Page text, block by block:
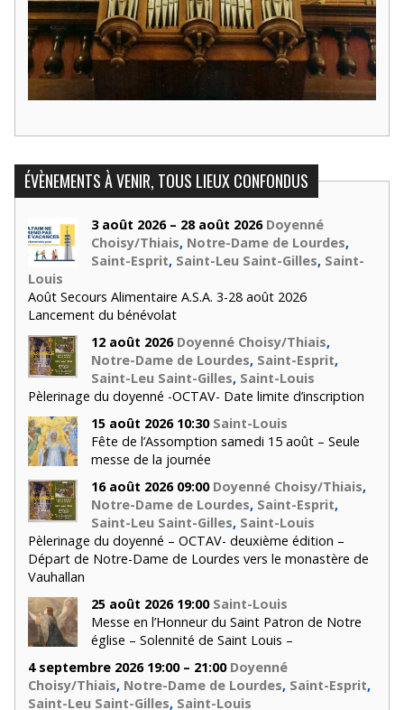
ÉVÈNEMENTS À VENIR, TOUS LIEUX CONFONDUS
3 août 2026 – 28 août 2026 Doyenné
Choisy/Thiais, Notre-Dame de Lourdes,
Saint-Esprit, Saint-Leu Saint-Gilles, Saint-
Louis
Août Secours Alimentaire A.S.A. 3-28 août 2026
Lancement du bénévolat
12 août 2026 Doyenné Choisy/Thiais,
Notre-Dame de Lourdes, Saint-Esprit,
Saint-Leu Saint-Gilles, Saint-Louis
Pèlerinage du doyenné -OCTAV- Date limite d’inscription
15 août 2026 10:30 Saint-Louis
Fête de l’Assomption samedi 15 août – Seule
messe de la journée
16 août 2026 09:00 Doyenné Choisy/Thiais,
Notre-Dame de Lourdes, Saint-Esprit,
Saint-Leu Saint-Gilles, Saint-Louis
Pèlerinage du doyenné – OCTAV- deuxième édition –
Départ de Notre-Dame de Lourdes vers le monastère de
Vauhallan
25 août 2026 19:00 Saint-Louis
Messe en l’Honneur du Saint Patron de Notre
église – Solennité de Saint Louis –
4 septembre 2026 19:00 – 21:00 Doyenné
Choisy/Thiais, Notre-Dame de Lourdes, Saint-Esprit,
Saint-Leu Saint-Gilles, Saint-Louis